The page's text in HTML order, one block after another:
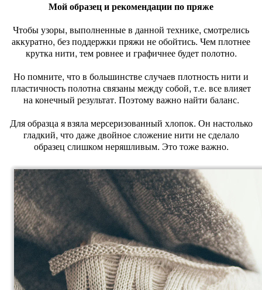
Мой образец и рекомендации по пряже
Чтобы узоры, выполненные в данной технике, смотрелись
аккуратно, без поддержки пряжи не обойтись. Чем плотнее
крутка нити, тем ровнее и графичнее будет полотно.
Но помните, что в большинстве случаев плотность нити и
пластичность полотна связаны между собой, т.е. все влияет
на конечный результат. Поэтому важно найти баланс.
Для образца я взяла мерсеризованный хлопок. Он настолько
гладкий, что даже двойное сложение нити не сделало
образец слишком неряшливым. Это тоже важно.